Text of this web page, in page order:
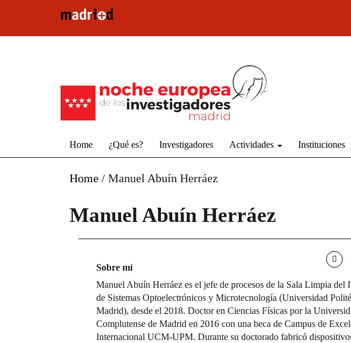
Home ¿Qué es? Investigadores Actividades Instituciones
Home / Manuel Abuín Herráez
Manuel Abuín Herráez
Sobre mí
Manuel Abuín Herráez es el jefe de procesos de la Sala Limpia del
de Sistemas Optoelectrónicos y Microtecnología (Universidad
Madrid), desde el 2018. Doctor en Ciencias Físicas por la
Complutense de Madrid en 2016 con una beca de Campus de
Internacional UCM-UPM. Durante su doctorado fabricó